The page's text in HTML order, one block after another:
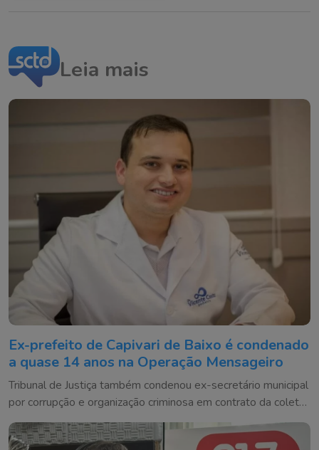
Leia mais
Ex-prefeito de Capivari de Baixo é condenado
a quase 14 anos na Operação Mensageiro
Tribunal de Justiça também condenou ex-secretário municipal
por corrupção e organização criminosa em contrato da coleta
de lixo